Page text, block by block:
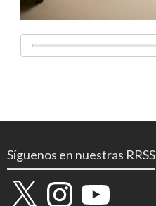
Síguenos en nuestras RRSS
X InstagramYouTube